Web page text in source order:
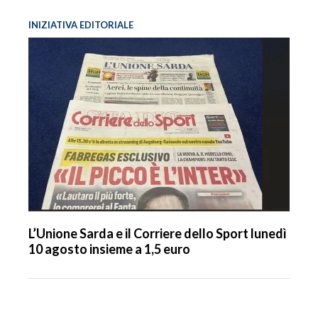
INIZIATIVA EDITORIALE
L’Unione Sarda e il Corriere dello Sport lunedì
10 agosto insieme a 1,5 euro